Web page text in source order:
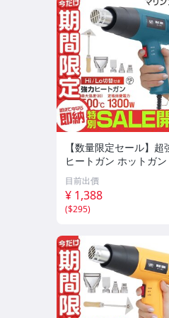
【数量限定セール】超
ヒートガン ホットガ
00W PSE認証 ホットガ
2段階 強弱調節 アタッチ
メント付 塗装乾燥 ステ
カー剥離
目前出價
¥ 1,388
($295)